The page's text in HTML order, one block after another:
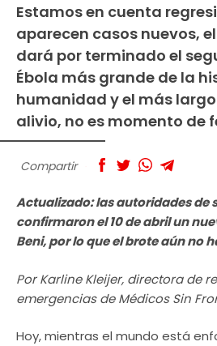
Estamos en cuenta
aparecen casos nuevos, el
dará por terminado el
Ébola más grande de la
humanidad y el más
alivio, no es momento de
Compartir
Actualizado: las autoridades de
confirmaron el 10 de abril un
Beni, por lo que el brote aún no
Por Karline Kleijer, directora de
emergencias de Médicos Sin
Hoy, mientras el mundo está